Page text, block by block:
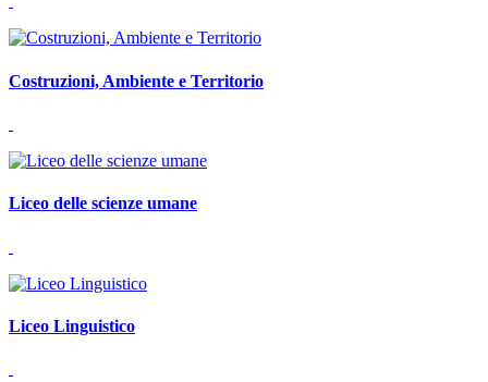
Costruzioni, Ambiente e Territorio
Liceo delle scienze umane
Liceo Linguistico